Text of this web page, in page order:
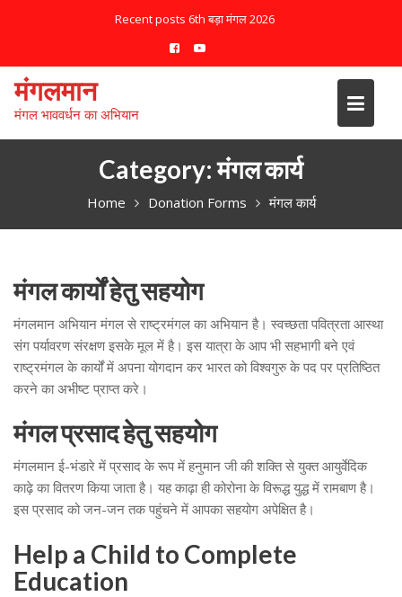
c
e
Recent posts 6th बड़ा मंगल 2026
मंगलमान
मंगल भाववर्धन का अभियान
Category:मंगल कार्य
Home Donation Forms मंगल कार्य
मंगल कार्यों हेतु सहयोग
मंगलमान अभियान मंगल से राष्ट्रमंगल का अभियान है। स्वच्छता पवित्रता आस्था
संग पर्यावरण संरक्षण इसके मूल में है। इस यात्रा के आप भी सहभागी बने एवं
राष्ट्रमंगल के कार्यों में अपना योगदान कर भारत को विश्वगुरु के पद पर प्रतिष्ठित
करने का अभीष्ट प्राप्त करे।
मंगल प्रसाद हेतु सहयोग
मंगलमान ई-भंडारे में प्रसाद के रूप में हनुमान जी की शक्ति से युक्त आयुर्वेदिक
काढ़े का वितरण किया जाता है। यह काढ़ा ही कोरोना के विरूद्ध युद्ध में रामबाण है।
इस प्रसाद को जन-जन तक पहुंचने में आपका सहयोग अपेक्षित है।
Help a Child to Complete
Education